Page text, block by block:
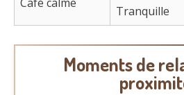
Tranquille
Moments de